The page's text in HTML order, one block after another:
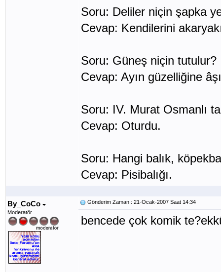
Soru: Deliler niçin şapka
Cevap: Kendilerini
Soru: Güneş niçin tutulur?
Cevap: Ayın güzelliğine
Soru: IV. Murat Osmanlı
Cevap: Oturdu.
Soru: Hangi balık,
Cevap: Pisibalığı.
By_CoCo
Moderatör
Gönderim Zamanı: 21-Ocak-2007 Saat 14:34
bencede çok komik